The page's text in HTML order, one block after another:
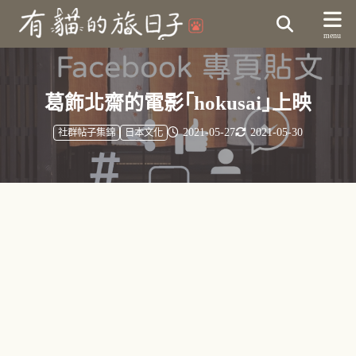
葛飾北齋的電影「hokusai」上映
2021-05-27 2021-05-30
社群帖子集錦 日本文化